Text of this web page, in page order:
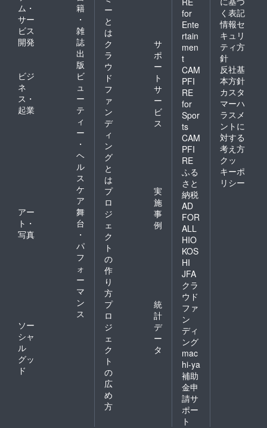
ム・
サー
ビス
開発
籍
・
雑
誌
出
版
ビジ
ネ
ス・
起業
ビ
ュ
ー
テ
ィ
ー
・
ヘ
ル
ス
ケ
ア
アー
ト・
写真
舞
台
・
パ
フ
ォ
ー
マ
ン
ス
ソー
シャ
ル
グッ
ド
ー
と
は
ク
ラ
ウ
ド
フ
ァ
ン
デ
ィ
ン
グ
と
は
サ
ポ
ー
ト
サ
ー
ビ
ス
プ
ロ
ジ
ェ
ク
ト
の
作
り
方
実
施
事
例
プ
ロ
ジ
ェ
ク
ト
の
広
め
方
統
計
デ
ー
タ
for
Ente
rtain
men
t
CAM
PFI
RE
for
Spor
ts
CAM
PFI
RE
ふる
さと
納税
AD
FOR
ALL
HIO
KOS
HI
JFA
クラ
ウド
ファ
ン
ディ
ング
mac
hi-ya
補助
金申
請サ
ポー
ト
く表記
情報セ
キュリ
ティ方
針
反社基
本方針
カスタ
マーハ
ラスメ
ントに
対する
考え方
クッ
キーポ
リシー